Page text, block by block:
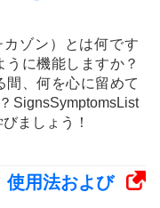
カゾン）とは何です
うに機能しますか？
間、何を心に留めて
SignsSymptomsList
ましょう！
使用法および